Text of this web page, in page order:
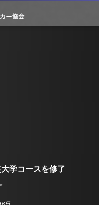
学コースを修了